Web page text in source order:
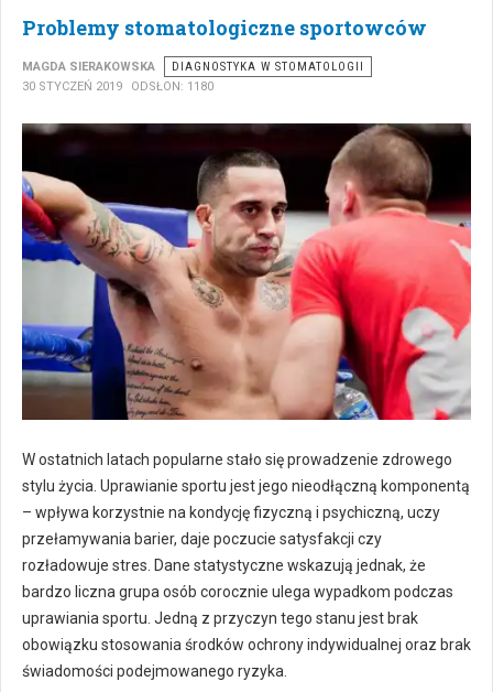
Problemy stomatologiczne sportowców
MAGDA SIERAKOWSKA
DIAGNOSTYKA W STOMATOLOGII
30 STYCZEŃ 2019
ODSŁON: 1180
W ostatnich latach popularne stało się prowadzenie zdrowego
stylu życia. Uprawianie sportu jest jego nieodłączną komponentą
– wpływa korzystnie na kondycję fizyczną i psychiczną, uczy
przełamywania barier, daje poczucie satysfakcji czy
rozładowuje stres. Dane statystyczne wskazują jednak, że
bardzo liczna grupa osób corocznie ulega wypadkom podczas
uprawiania sportu. Jedną z przyczyn tego stanu jest brak
obowiązku stosowania środków ochrony indywidualnej oraz brak
świadomości podejmowanego ryzyka.